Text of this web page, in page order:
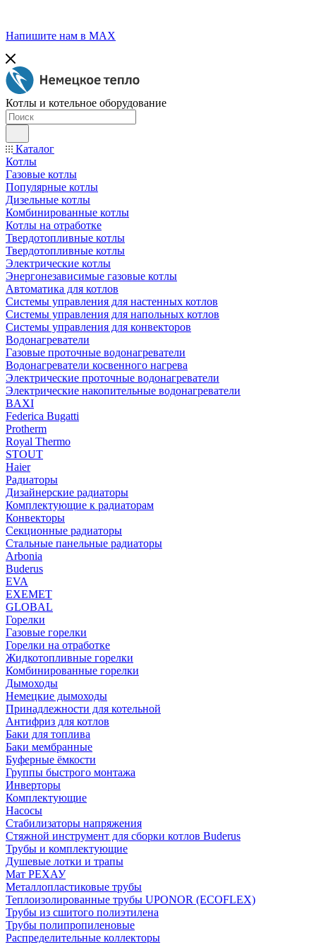
Напишите нам в МАХ
Котлы и котельное оборудование
Каталог
Котлы
Газовые котлы
Популярные котлы
Дизельные котлы
Комбинированные котлы
Котлы на отработке
Твердотопливные котлы
Твердотопливные котлы
Электрические котлы
Энергонезависимые газовые котлы
Автоматика для котлов
Системы управления для настенных котлов
Системы управления для напольных котлов
Системы управления для конвекторов
Водонагреватели
Газовые проточные водонагреватели
Водонагреватели косвенного нагрева
Электрические проточные водонагреватели
Электрические накопительные водонагреватели
BAXI
Federica Bugatti
Protherm
Royal Thermo
STOUT
Haier
Радиаторы
Дизайнерские радиаторы
Комплектующие к радиаторам
Конвекторы
Секционные радиаторы
Стальные панельные радиаторы
Arbonia
Buderus
EVA
EXEMET
GLOBAL
Горелки
Газовые горелки
Горелки на отработке
Жидкотопливные горелки
Комбинированные горелки
Дымоходы
Немецкие дымоходы
Принадлежности для котельной
Антифриз для котлов
Баки для топлива
Баки мембранные
Буферные ёмкости
Группы быстрого монтажа
Инверторы
Комплектующие
Насосы
Стабилизаторы напряжения
Стяжной инструмент для сборки котлов Buderus
Трубы и комплектующие
Душевые лотки и трапы
Мат РЕХАУ
Металлопластиковые трубы
Теплоизолированные трубы UPONOR (ECOFLEX)
Трубы из сшитого полиэтилена
Трубы полипропиленовые
Распределительные коллекторы